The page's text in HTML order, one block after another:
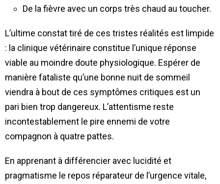
De la fièvre avec un corps très chaud au toucher.
L’ultime constat tiré de ces tristes réalités est limpide
: la clinique vétérinaire constitue l’unique réponse
viable au moindre doute physiologique. Espérer de
manière fataliste qu’une bonne nuit de sommeil
viendra à bout de ces symptômes critiques est un
pari bien trop dangereux. L’attentisme reste
incontestablement le pire ennemi de votre
compagnon à quatre pattes.
En apprenant à différencier avec lucidité et
pragmatisme le repos réparateur de l’urgence vitale,